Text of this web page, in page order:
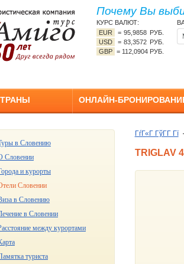
Почему Вы
КУРС ВАЛЮТ:
EUR
=95,9858 РУБ.
USD
=83,3572 РУБ.
GBP = 112,0904 РУБ.
ОНЛАЙН-
в Словению
Словении
и курорты
Словении
в Словению
в Словении
между курортами
туриста
ГѓГ«Г ГўГ­Г Гї
TRIGLAV